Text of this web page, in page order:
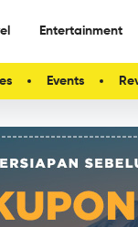
Entertainment
Events